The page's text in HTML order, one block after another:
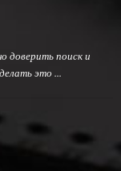
доверить поиск и
это ...